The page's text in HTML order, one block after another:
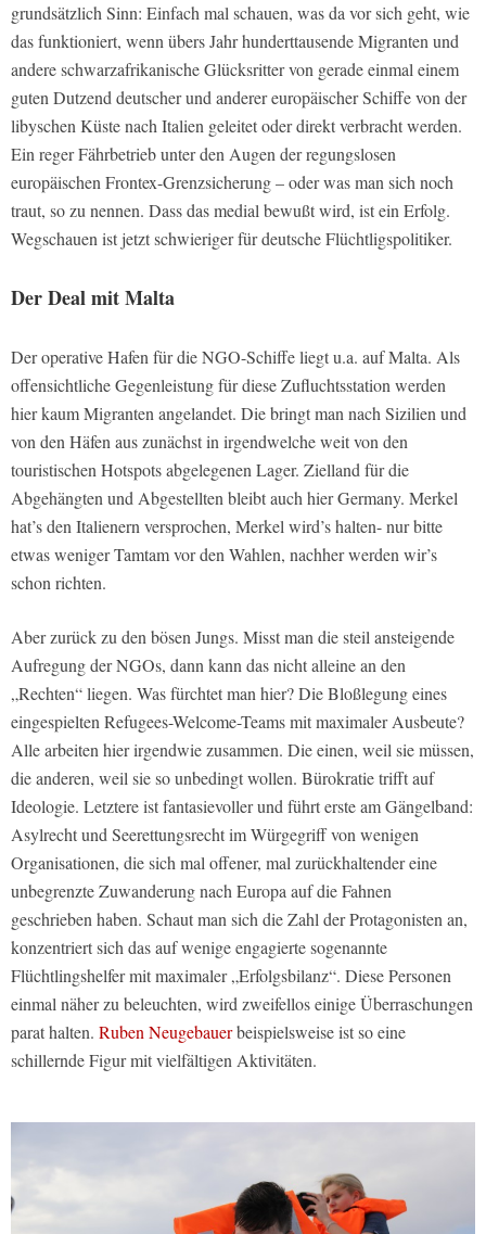
grundsätzlich Sinn: Einfach mal schauen, was da vor sich geht, wie
das funktioniert, wenn übers Jahr hunderttausende Migranten und
andere schwarzafrikanische Glücksritter von gerade einmal einem
guten Dutzend deutscher und anderer europäischer Schiffe von der
libyschen Küste nach Italien geleitet oder direkt verbracht werden.
Ein reger Fährbetrieb unter den Augen der regungslosen
europäischen Frontex-Grenzsicherung – oder was man sich noch
traut, so zu nennen. Dass das medial bewußt wird, ist ein Erfolg.
Wegschauen ist jetzt schwieriger für deutsche Flüchtligspolitiker.
Der Deal mit Malta
Der operative Hafen für die NGO-Schiffe liegt u.a. auf Malta. Als
offensichtliche Gegenleistung für diese Zufluchtsstation werden
hier kaum Migranten angelandet. Die bringt man nach Sizilien und
von den Häfen aus zunächst in irgendwelche weit von den
touristischen Hotspots abgelegenen Lager. Zielland für die
Abgehängten und Abgestellten bleibt auch hier Germany. Merkel
hat’s den Italienern versprochen, Merkel wird’s halten- nur bitte
etwas weniger Tamtam vor den Wahlen, nachher werden wir’s
schon richten.
Aber zurück zu den bösen Jungs. Misst man die steil ansteigende
Aufregung der NGOs, dann kann das nicht alleine an den
„Rechten“ liegen. Was fürchtet man hier? Die Bloßlegung eines
eingespielten Refugees-Welcome-Teams mit maximaler Ausbeute?
Alle arbeiten hier irgendwie zusammen. Die einen, weil sie müssen,
die anderen, weil sie so unbedingt wollen. Bürokratie trifft auf
Ideologie. Letztere ist fantasievoller und führt erste am Gängelband:
Asylrecht und Seerettungsrecht im Würgegriff von wenigen
Organisationen, die sich mal offener, mal zurückhaltender eine
unbegrenzte Zuwanderung nach Europa auf die Fahnen
geschrieben haben. Schaut man sich die Zahl der Protagonisten an,
konzentriert sich das auf wenige engagierte sogenannte
Flüchtlingshelfer mit maximaler „Erfolgsbilanz“. Diese Personen
einmal näher zu beleuchten, wird zweifellos einige Überraschungen
parat halten. Ruben Neugebauerbeispielsweise ist so eine
schillernde Figur mit vielfältigen Aktivitäten.